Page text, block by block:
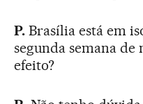
P. Brasília está em
segunda semana
efeito?